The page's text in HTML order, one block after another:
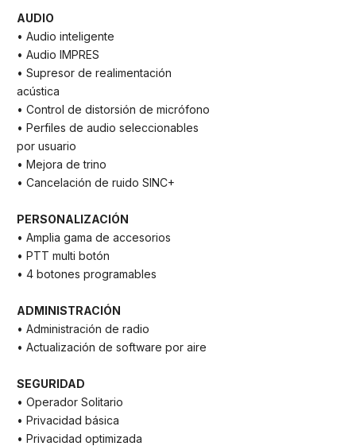
AUDIO
• Audio inteligente
• Audio IMPRES
• Supresor de realimentación
acústica
• Control de distorsión de micrófono
• Perfiles de audio seleccionables
por usuario
• Mejora de trino
• Cancelación de ruido SINC+
PERSONALIZACIÓN
• Amplia gama de accesorios
• PTT multi botón
• 4 botones programables
ADMINISTRACIÓN
• Administración de radio
• Actualización de software por aire
SEGURIDAD
• Operador Solitario
• Privacidad básica
• Privacidad optimizada